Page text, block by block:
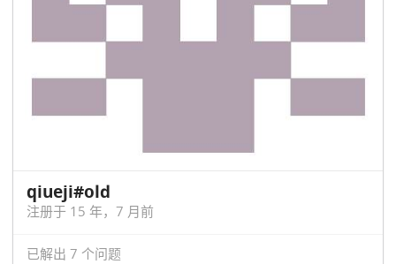
qiueji#old
注册于 15 年，7 月前
已解出 7 个问题